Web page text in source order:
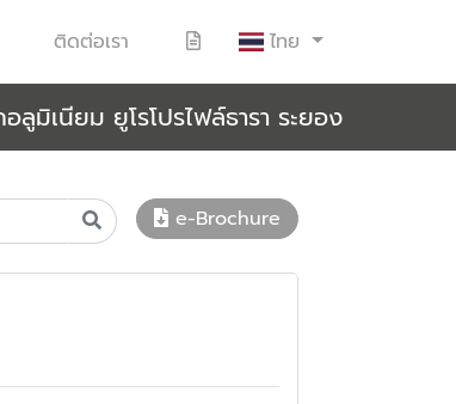
ติดต่อเรา ไทย
มิเนียม ยูโรโปรไฟล์ธารา ระยอง
e-Brochure